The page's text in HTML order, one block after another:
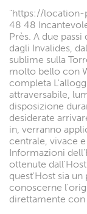
"https://location-
48 48
Près. A due
dagli Invalides,
sublime sulla
molto bello con
completa
attraversabile,
disposizione
desiderate
in, verranno
centrale, vivace
Informazioni
ottenute
quest'Host sia un
conoscerne
direttamente